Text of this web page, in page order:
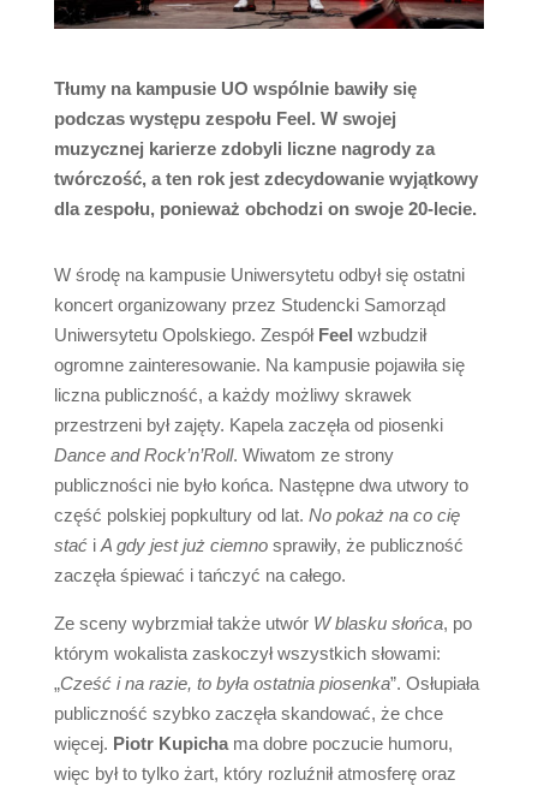
Tłumy na kampusie UO wspólnie bawiły się
podczas występu zespołu Feel. W swojej
muzycznej karierze zdobyli liczne nagrody za
twórczość, a ten rok jest zdecydowanie wyjątkowy
dla zespołu, ponieważ obchodzi on swoje 20-lecie.
W środę na kampusie Uniwersytetu odbył się ostatni
koncert organizowany przez Studencki Samorząd
Uniwersytetu Opolskiego. Zespół Feel wzbudził
ogromne zainteresowanie. Na kampusie pojawiła się
liczna publiczność, a każdy możliwy skrawek
przestrzeni był zajęty. Kapela zaczęła od piosenki
Dance and Rock’n’Roll. Wiwatom ze strony
publiczności nie było końca. Następne dwa utwory to
część polskiej popkultury od lat. No pokaż na co cię
staći A gdy jest już ciemnosprawiły, że publiczność
zaczęła śpiewać i tańczyć na całego.
Ze sceny wybrzmiał także utwór W blasku słońca, po
którym wokalista zaskoczył wszystkich słowami:
„Cześć i na razie, to była ostatnia piosenka”. Osłupiała
publiczność szybko zaczęła skandować, że chce
więcej. Piotr Kupichama dobre poczucie humoru,
więc był to tylko żart, który rozluźnił atmosferę oraz